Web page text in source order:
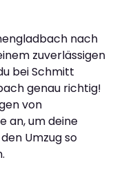
nach
zuverlässigen
bei Schmitt
genau richtig!
von
an, um deine
Umzug so